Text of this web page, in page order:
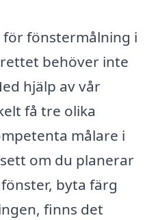
fönstermålning i
behöver inte
hjälp av vår
få tre olika
målare i
om du planerar
byta färg
finns det